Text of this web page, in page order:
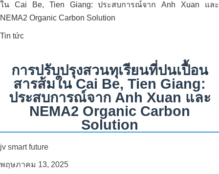
ใน Cai Be, Tien Giang: ประสบการณ์จาก Anh Xuan และ
NEMA2 Organic Carbon Solution
Tin tức
การปรับปรุงสวนทุเรียนที่ปนเปื้อน
สารส้มใน Cai Be, Tien Giang:
ประสบการณ์จาก Anh Xuan และ
NEMA2 Organic Carbon
Solution
jv smart future
พฤษภาคม 13, 2025
บำบัดน้ำเสีย _ โรงงานแปรรูปนม จวงโท –